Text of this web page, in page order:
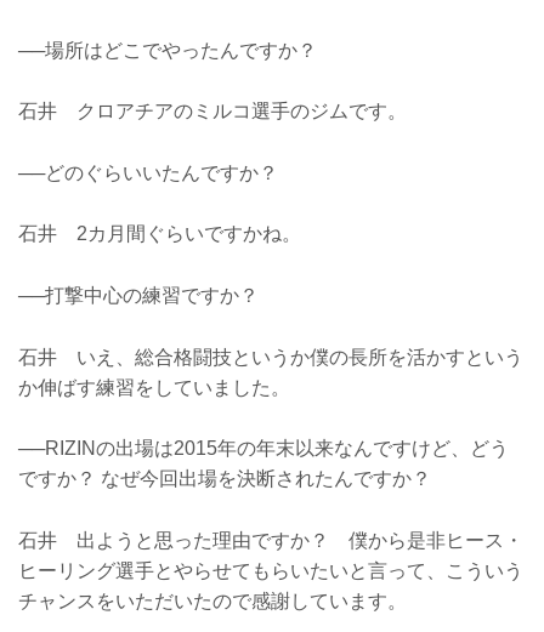
──場所はどこでやったんですか？
石井 クロアチアのミルコ選手のジムです。
──どのぐらいいたんですか？
石井 2カ月間ぐらいですかね。
──打撃中心の練習ですか？
石井 いえ、総合格闘技というか僕の長所を活かすという
か伸ばす練習をしていました。
──RIZINの出場は2015年の年末以来なんですけど、どう
ですか？ なぜ今回出場を決断されたんですか？
石井 出ようと思った理由ですか？ 僕から是非ヒース・
ヒーリング選手とやらせてもらいたいと言って、こういう
チャンスをいただいたので感謝しています。